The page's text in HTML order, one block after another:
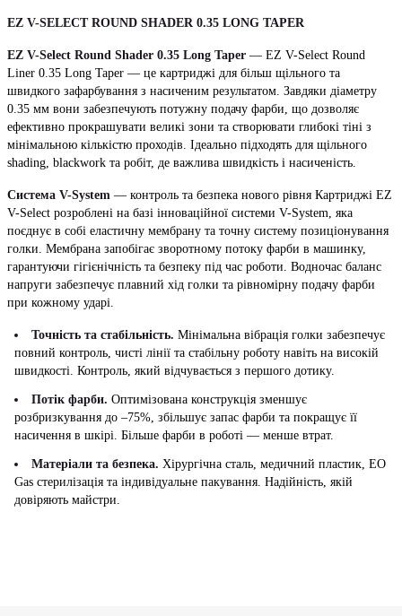
EZ V-SELECT ROUND SHADER 0.35 LONG TAPER
EZ V-Select Round Shader 0.35 Long Taper — EZ V-Select Round
Liner 0.35 Long Taper — це картриджі для більш щільного та
швидкого зафарбування з насиченим результатом. Завдяки діаметру
0.35 мм вони забезпечують потужну подачу фарби, що дозволяє
ефективно прокрашувати великі зони та створювати глибокі тіні з
мінімальною кількістю проходів. Ідеально підходять для щільного
shading, blackwork та робіт, де важлива швидкість і насиченість.
Система V-System — контроль та безпека нового рівня Картриджі EZ
V-Select розроблені на базі інноваційної системи V-System, яка
поєднує в собі еластичну мембрану та точну систему позиціонування
голки. Мембрана запобігає зворотному потоку фарби в машинку,
гарантуючи гігієнічність та безпеку під час роботи. Водночас баланс
напруги забезпечує плавний хід голки та рівномірну подачу фарби
при кожному ударі.
Точність та стабільність. Мінімальна вібрація голки забезпечує
повний контроль, чисті лінії та стабільну роботу навіть на високій
швидкості. Контроль, який відчувається з першого дотику.
Потік фарби. Оптимізована конструкція зменшує
розбризкування до –75%, збільшує запас фарби та покращує її
насичення в шкірі. Більше фарби в роботі — менше втрат.
Матеріали та безпека. Хірургічна сталь, медичний пластик, EO
Gas стерилізація та індивідуальне пакування. Надійність, якій
довіряють майстри.